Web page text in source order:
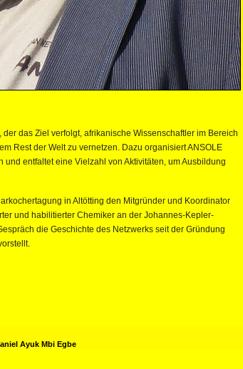
das Ziel verfolgt, afrikanische Wissenschaftler im Bereich
Rest der Welt zu vernetzen. Dazu organisiert ANSOLE
entfaltet eine Vielzahl von Aktivitäten, um Ausbildung
in Altötting den Mitgründer und Koordinator
und habilitierter Chemiker an der Johannes-Kepler-
die Geschichte des Netzwerks seit der Gründung
Ayuk Mbi Egbe